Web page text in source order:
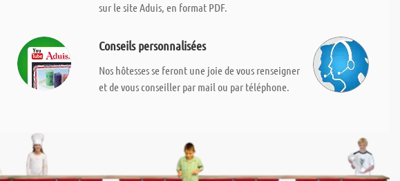
sur le site Aduis, en format PDF.
Conseils personnalisées
Nos hôtesses se feront une joie de vous renseigner
et de vous conseiller par mail ou par téléphone.